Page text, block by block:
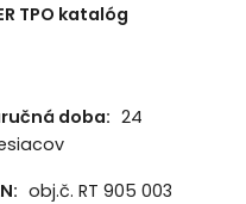
TPO katalóg
doba: 24
obj.č. RT 905 003